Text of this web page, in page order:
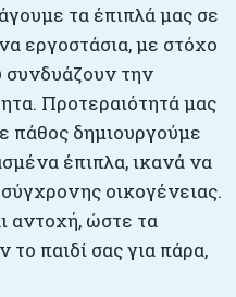
τα έπιπλά μας σε
εργοστάσια, με στόχο
συνδυάζουν την
Προτεραιότητά μας
πάθος δημιουργούμε
έπιπλα, ικανά να
οικογένειας.
αντοχή, ώστε τα
παιδί σας για πάρα,